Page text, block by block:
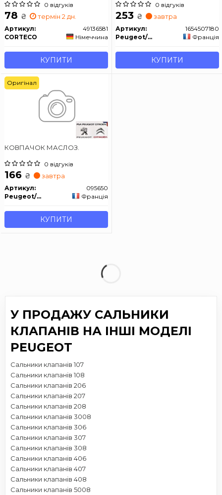
0 відгуків
78 ₴ термін 2 дн.
Артикул:
49136581
CORTECO
Німеччина
КУПИТИ
0 відгуків
253 ₴ завтра
Артикул:
1654507180
Peugeot/Citroen
Франція
КУПИТИ
КОВПАЧОК МАСЛОЗ.
0 відгуків
166 ₴ завтра
Артикул:
095650
Peugeot/Citroen
Франція
КУПИТИ
Оригінал
У ПРОДАЖУ САЛЬНИКИ
КЛАПАНІВ НА ІНШІ МОДЕЛІ
PEUGEOT
Сальники клапанів 107
Сальники клапанів 108
Сальники клапанів 206
Сальники клапанів 207
Сальники клапанів 208
Сальники клапанів 3008
Сальники клапанів 306
Сальники клапанів 307
Сальники клапанів 308
Сальники клапанів 406
Сальники клапанів 407
Сальники клапанів 408
Сальники клапанів 5008